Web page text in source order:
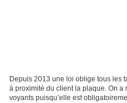
Depuis 2013 une loi oblige tous les
à proximité du client la plaque. On
voyants puisqu’elle est